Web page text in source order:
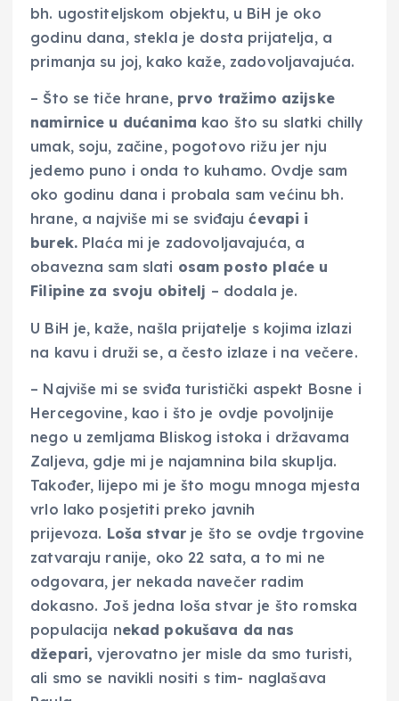
bh. ugostiteljskom objektu, u BiH je oko
godinu dana, stekla je dosta prijatelja, a
primanja su joj, kako kaže, zadovoljavajuća.
– Što se tiče hrane, prvo tražimo azijske
namirnice u dućanima kao što su slatki chilly
umak, soju, začine, pogotovo rižu jer nju
jedemo puno i onda to kuhamo. Ovdje sam
oko godinu dana i probala sam većinu bh.
hrane, a najviše mi se sviđaju ćevapi i
burek.Plaća mi je zadovoljavajuća, a
obavezna sam slati osam posto plaće u
Filipine za svoju obitelj – dodala je.
U BiH je, kaže, našla prijatelje s kojima izlazi
na kavu i druži se, a često izlaze i na večere.
– Najviše mi se sviđa turistički aspekt Bosne i
Hercegovine, kao i što je ovdje povoljnije
nego u zemljama Bliskog istoka i državama
Zaljeva, gdje mi je najamnina bila skuplja.
Također, lijepo mi je što mogu mnoga mjesta
vrlo lako posjetiti preko javnih
prijevoza. Loša stvar je što se ovdje trgovine
zatvaraju ranije, oko 22 sata, a to mi ne
odgovara, jer nekada navečer radim
dokasno. Još jedna loša stvar je što romska
populacija nekad pokušava da nas
džepari, vjerovatno jer misle da smo turisti,
ali smo se navikli nositi s tim- naglašava